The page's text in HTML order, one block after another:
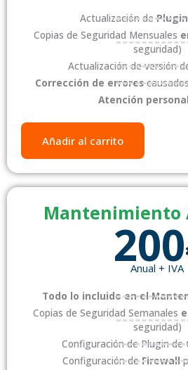
Actualización de
Copias de Seguridad Mensuales
seguridad)
Actualización de versión
Corrección de errores
Atención
Añadir al carrito
Mantenimiento
200
Anual + IVA
Todo lo incluido en el
Copias de Seguridad Semanales
seguridad)
Configuración de Plugin de
Configuración de Firewall